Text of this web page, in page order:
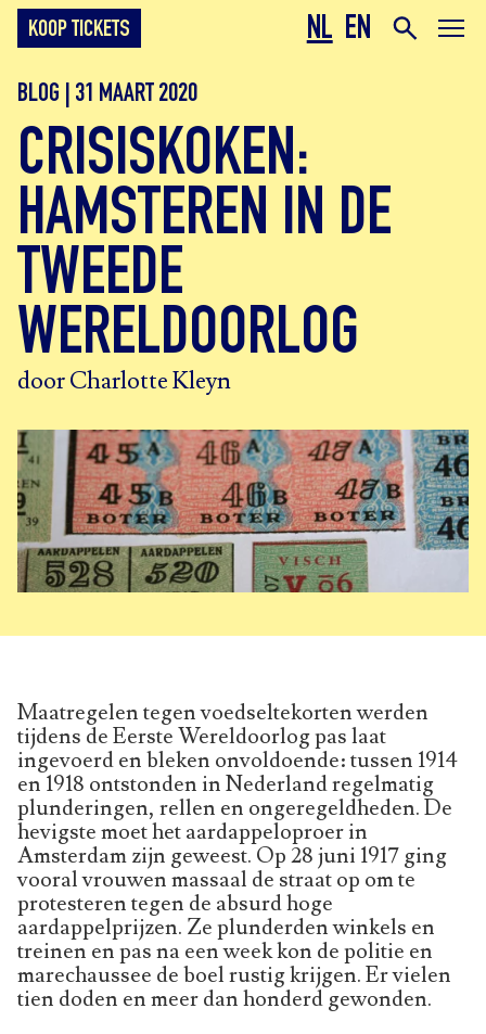
NL EN
KOOP TICKETS
BLOG | 31 MAART 2020
CRISISKOKEN:
HAMSTEREN IN DE
TWEEDE
WERELDOORLOG
door Charlotte Kleyn
Maatregelen tegen voedseltekorten werden
tijdens de Eerste Wereldoorlog pas laat
ingevoerd en bleken onvoldoende: tussen 1914
en 1918 ontstonden in Nederland regelmatig
plunderingen, rellen en ongeregeldheden. De
hevigste moet het aardappeloproer in
Amsterdam zijn geweest. Op 28 juni 1917 ging
vooral vrouwen massaal de straat op om te
protesteren tegen de absurd hoge
aardappelprijzen. Ze plunderden winkels en
treinen en pas na een week kon de politie en
marechaussee de boel rustig krijgen. Er vielen
tien doden en meer dan honderd gewonden.